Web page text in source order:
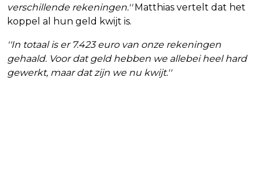
verschillende rekeningen.''Matthias vertelt dat het
koppel al hun geld kwijt is.
''In totaal is er 7.423 euro van onze rekeningen
gehaald. Voor dat geld hebben we allebei heel hard
gewerkt, maar dat zijn we nu kwijt.''